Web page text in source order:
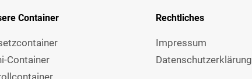
Container
Container
Rechtliches
Impressum
Datenschutzerklärung